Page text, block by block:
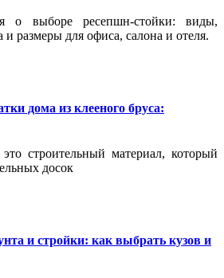
о выборе ресепшн-стойки: виды,
размеры для офиса, салона и отеля.
дома из клееного бруса:
строительный материал, который
досок
и стройки: как выбрать кузов и